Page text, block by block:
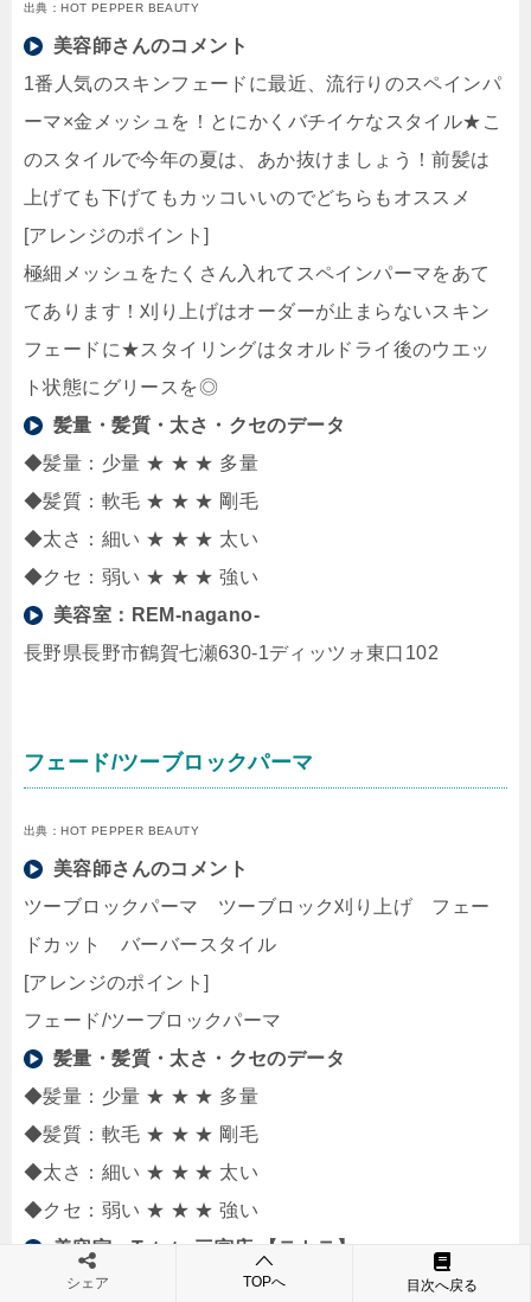
出典：HOT PEPPER BEAUTY
美容師さんのコメント
1番人気のスキンフェードに最近、流行りのスペインパ
ーマ×金メッシュを！とにかくバチイケなスタイル★こ
のスタイルで今年の夏は、あか抜けましょう！前髪は
上げても下げてもカッコいいのでどちらもオススメ
[アレンジのポイント]
極細メッシュをたくさん入れてスペインパーマをあて
てあります！刈り上げはオーダーが止まらないスキン
フェードに★スタイリングはタオルドライ後のウエッ
ト状態にグリースを◎
髪量・髪質・太さ・クセのデータ
◆髪量：少量 ★ ★ ★ 多量
◆髪質：軟毛 ★ ★ ★ 剛毛
◆太さ：細い ★ ★ ★ 太い
◆クセ：弱い ★ ★ ★ 強い
美容室： REM-nagano-
長野県長野市鶴賀七瀬630-1ディッツォ東口102
フェード/ツーブロックパーマ
出典：HOT PEPPER BEAUTY
美容師さんのコメント
ツーブロックパーマ ツーブロック刈り上げ フェー
ドカット バーバースタイル
[アレンジのポイント]
フェード/ツーブロックパーマ
髪量・髪質・太さ・クセのデータ
◆髪量：少量 ★ ★ ★ 多量
◆髪質：軟毛 ★ ★ ★ 剛毛
◆太さ：細い ★ ★ ★ 太い
◆クセ：弱い ★ ★ ★ 強い
美容室： Tetote 三宮店 【テトテ】
兵庫県神戸市中央区下山手通３-1-17 2F
シェア TOPへ 目次へ戻る